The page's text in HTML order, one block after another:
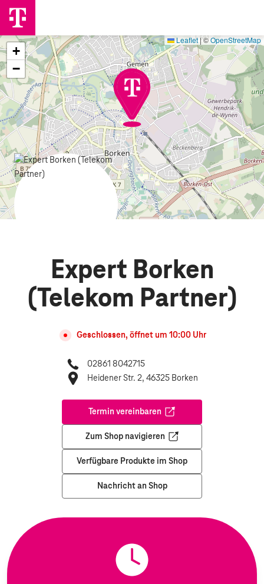
+
−
Leaflet|©OpenStreetMap
Expert Borken
(Telekom Partner)
Geschlossen, öffnet um 10:00 Uhr
02861 8042715
Heidener Str. 2, 46325 Borken
Termin vereinbaren
Öffnet in einem neuen Tab
Zum Shop navigieren
Öffnet in einem neuen Tab
Verfügbare Produkte im Shop
Nachricht an Shop